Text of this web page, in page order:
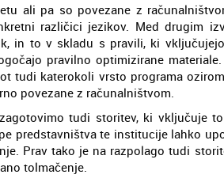
ali pa so povezane z
različici jezikov. Med drugim
in to v skladu s pravili, ki vključujejo
pravilno optimizirane
tudi katerokoli vrsto programa
povezane z računalništvom.
tudi storitev, ki vključuje
predstavništva te institucije lahko
Prav tako je na razpolago tudi
tolmačenje.